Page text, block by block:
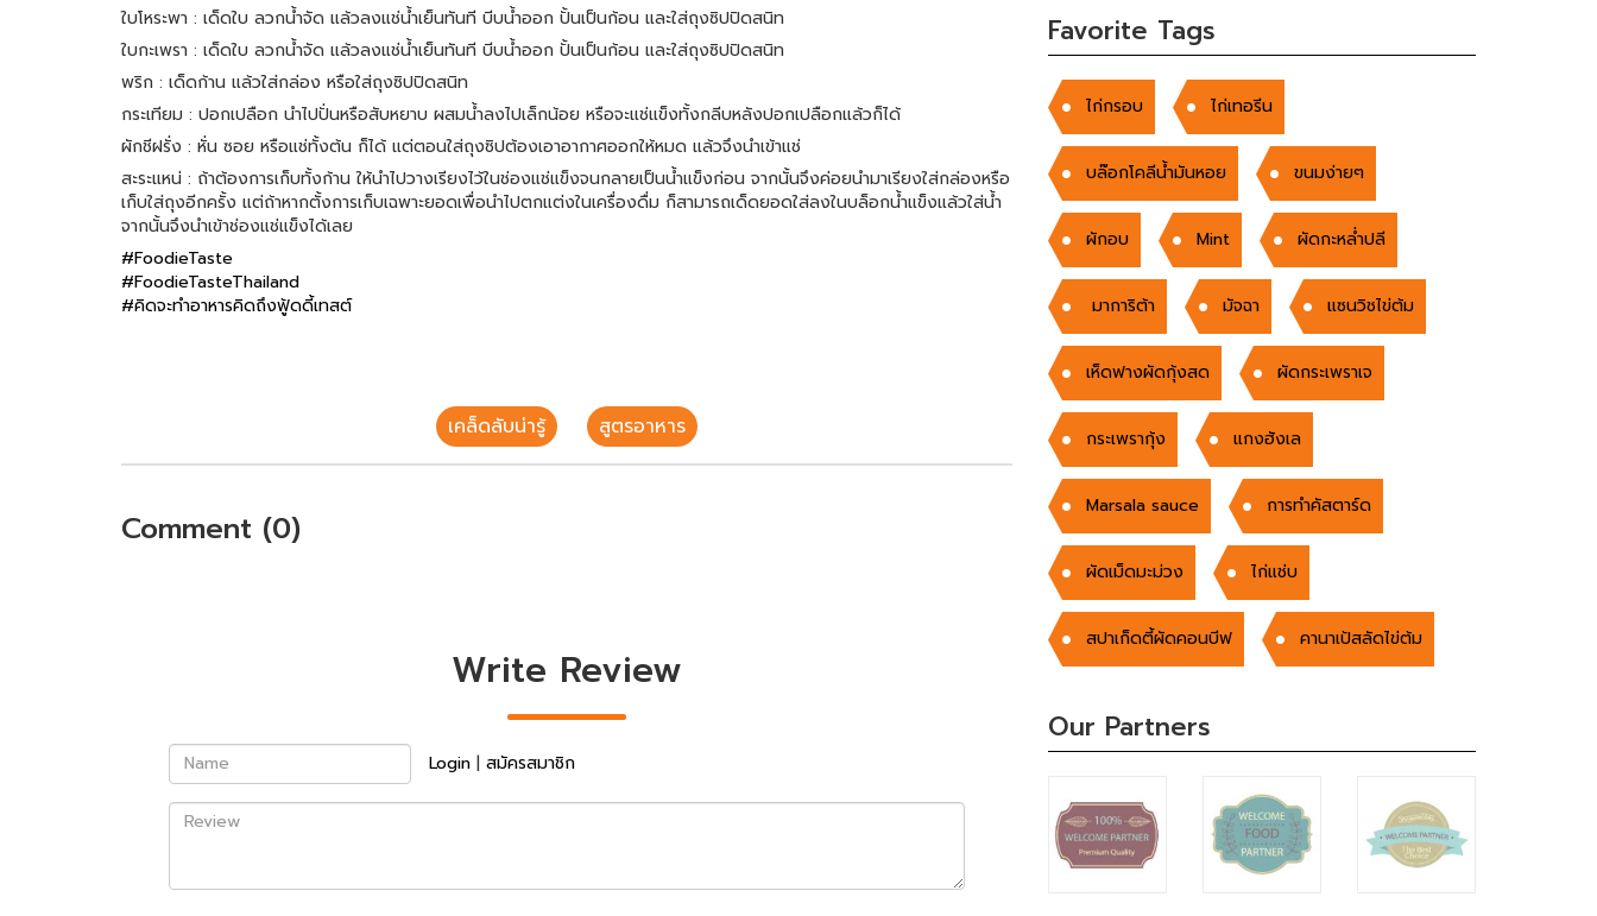
ใบโหระพา : เด็ดใบ ลวกน้ำจัด แล้วลงแช่น้ำเย็นทันที บีบน้ำออก ปั้นเป็นก้อน และใส่ถุงซิปปิดสนิท
ใบกะเพรา : เด็ดใบ ลวกน้ำจัด แล้วลงแช่น้ำเย็นทันที บีบน้ำออก ปั้นเป็นก้อน และใส่ถุงซิปปิดสนิท
พริก : เด็ดก้าน แล้วใส่กล่อง หรือใส่ถุงซิปปิดสนิท
กระเทียม : ปอกเปลือก นำไปปั่นหรือสับหยาบ ผสมน้ำลงไปเล็กน้อย หรือจะแช่แข็งทั้งกลีบหลังปอกเปลือกแล้วก็ได้
ผักชีฝรั่ง : หั่น ซอย หรือแช่ทั้งต้น ก็ได้ แต่ตอนใส่ถุงซิปต้องเอาอากาศออกให้หมด แล้วจึงนำเข้าแช่
สะระแหน่ : ถ้าต้องการเก็บทั้งก้าน ให้นำไปวางเรียงไว้ในช่องแช่แข็งจนกลายเป็นน้ำแข็งก่อน จากนั้นจึงค่อยนำมาเรียงใส่กล่องหรือ
เก็บใส่ถุงอีกครั้ง แต่ถ้าหากตั้งการเก็บเฉพาะยอดเพื่อนำไปตกแต่งในเครื่องดื่ม ก็สามารถเด็ดยอดใส่ลงในบล็อกน้ำแข็งแล้วใส่น้ำ
จากนั้นจึงนำเข้าช่องแช่แข็งได้เลย
#FoodieTaste
#FoodieTasteThailand
#คิดจะทำอาหารคิดถึงฟู้ดดี้เทสต์
เคล็ดลับน่ารู้ สูตรอาหาร
Comment (0)
Write Review
Name Login | สมัครสมาชิก
Review
Favorite Tags
ไก่กรอบ ไก่เทอรีน
บล๊อกโคลีน้ำมันหอย ขนมง่ายๆ
ผักอบ Mint ผัดกะหล่ำปลี
มาการิต้า มัจฉา แซนวิชไข่ต้ม
เห็ดฟางผัดกุ้งสด ผัดกระเพราเจ
กระเพรากุ้ง แกงฮังเล
Marsala sauce การทำคัสตาร์ด
ผัดเม็ดมะม่วง ไก่แช่บ
สปาเก็ดตี้ผัดคอนบีฟ คานาเป้สลัดไข่ต้ม
Our Partners